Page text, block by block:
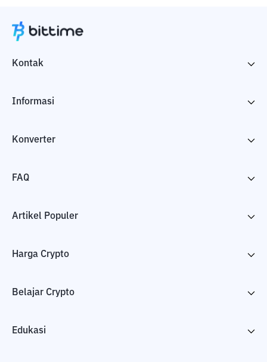
Kontak
Informasi
Konverter
FAQ
Artikel Populer
Harga Crypto
Belajar Crypto
Edukasi